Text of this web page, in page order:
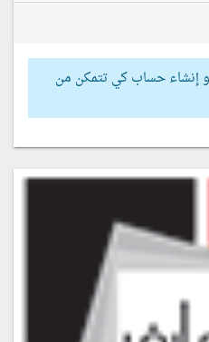
إنشاء حساب كي تتمكن من